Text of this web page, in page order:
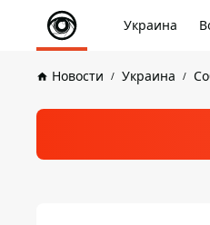
Украина
Новости Украина